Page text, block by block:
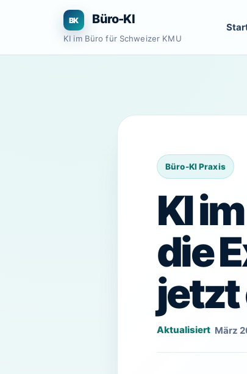
Büro-KI
KI im Büro für Schweizer KMU
KI
die
jetzt
März